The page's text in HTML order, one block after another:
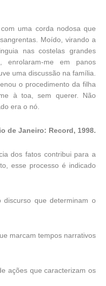
uma corda nodosa que
Moído, virando a
nas costelas grandes
enrolaram-me em panos
uma discussão na família.
o procedimento da filha
à toa, sem querer. Não
era o nó.
de Janeiro: Record, 1998.
dos fatos contribui para a
esse processo é indicado
discurso que determinam o
marcam tempos narrativos
ações que caracterizam os